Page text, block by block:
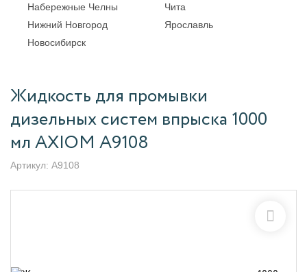
Набережные Челны
Нижний Новгород
Новосибирск
Чита
Ярославль
Жидкость для промывки
дизельных систем впрыска 1000
мл AXIOM A9108
Артикул: A9108